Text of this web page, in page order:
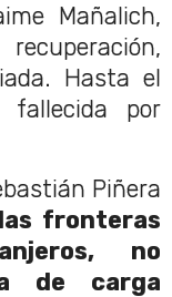
Mañalich,
Hasta el
fallecida por
Piñera
fronteras
no
de carga